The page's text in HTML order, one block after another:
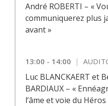
André ROBERTI – «
communiquerez plus
avant »
13:00 - 14:00 |
Luc BLANCKAERT et
BARDIAUX – «
l’âme et voie du Héros